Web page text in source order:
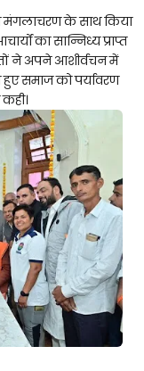
मंगलाचरण के साथ किया
का सान्निध्य प्राप्त
ने अपने आशीर्वचन में
समाज को पर्यावरण